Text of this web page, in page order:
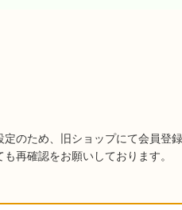
のため、旧ショップにて会員登
再確認をお願いしております。